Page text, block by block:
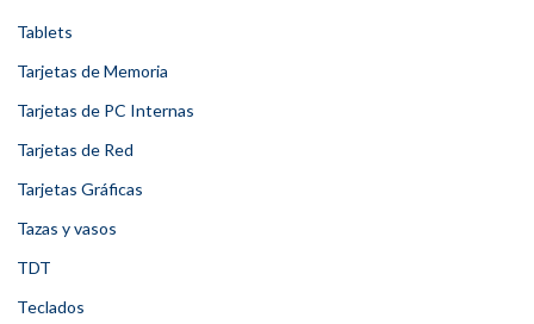
Tablets
Tarjetas de Memoria
Tarjetas de PC Internas
Tarjetas de Red
Tarjetas Gráficas
Tazas y vasos
TDT
Teclados